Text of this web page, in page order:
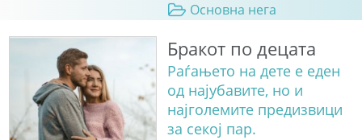
Основна нега
Бракот по децата
Раѓањето на дете е еден
од најубавите, но и
најголемите предизвици
за секој пар.